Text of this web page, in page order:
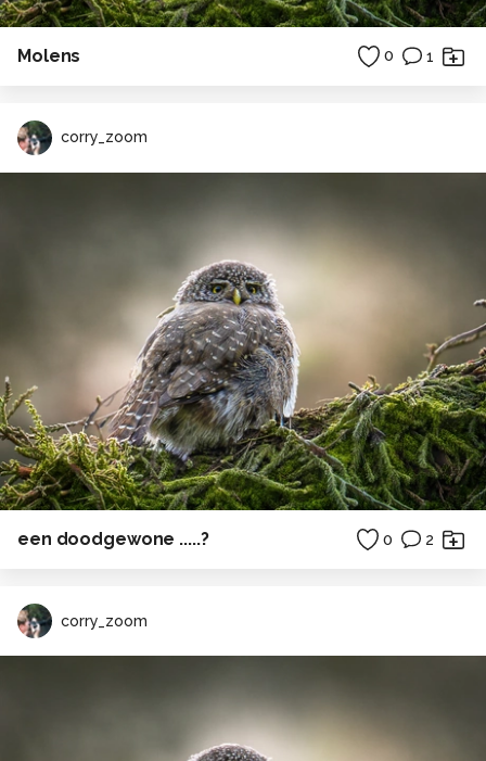
Molens 0 1
corry_zoom
een doodgewone .....? 0 2
corry_zoom